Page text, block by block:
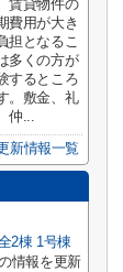
賃貸物件の
費用が大き
担となるこ
多くの方が
するところ
。敷金、礼
仲...
新情報一覧
2棟 1号棟
情報を更新